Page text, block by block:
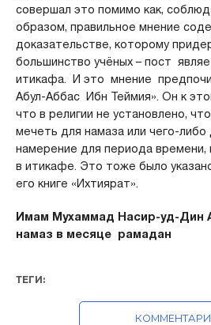
совершал это помимо как,
образом, правильное мнение
доказательстве, которому
большинство учёных – пост
итикафа. И это мнение
Абул-Аббас Ибн Теймия». Он к
что в религии не установлено,
мечеть для намаза или чего-либо
намерение для периода
в итикафе. Это тоже было
его книге «Ихтиярат».
Имам Мухаммад Насир-уд-Дин
намаз в месяце рамадан
ТЕГИ: